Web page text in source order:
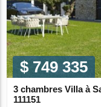
$ 749 335
3 chambres Villa à
111151